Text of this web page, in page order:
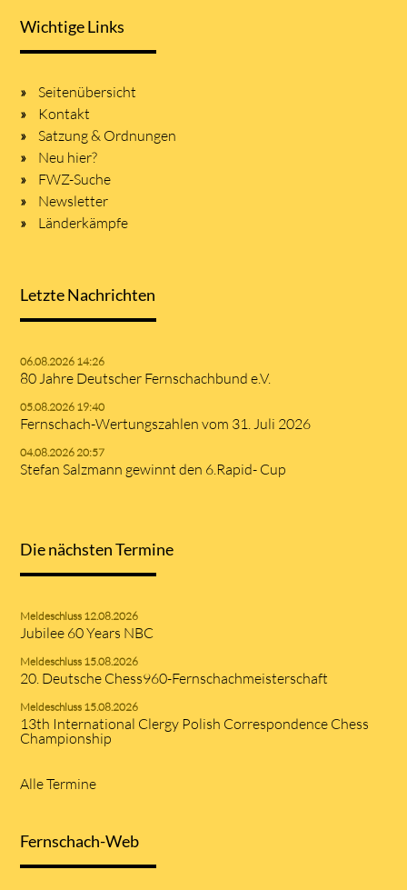
Wichtige Links
Seitenübersicht
Kontakt
Satzung & Ordnungen
Neu hier?
FWZ-Suche
Newsletter
Länderkämpfe
Letzte Nachrichten
06.08.2026 14:26
80 Jahre Deutscher Fernschachbund e.V.
05.08.2026 19:40
Fernschach-Wertungszahlen vom 31. Juli 2026
04.08.2026 20:57
Stefan Salzmann gewinnt den 6.Rapid- Cup
Die nächsten Termine
Meldeschluss 12.08.2026
Jubilee 60 Years NBC
Meldeschluss 15.08.2026
20. Deutsche Chess960-Fernschachmeisterschaft
Meldeschluss 15.08.2026
13th International Clergy Polish Correspondence Chess
Championship
Alle Termine
Fernschach-Web